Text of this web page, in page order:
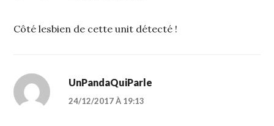
Côté lesbien de cette unit détecté !
UnPandaQuiParle
24/12/2017 À 19:13